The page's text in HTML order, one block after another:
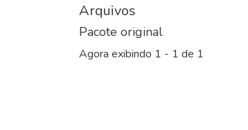
Arquivos
Pacote original
Agora exibindo 1 - 1 de 1